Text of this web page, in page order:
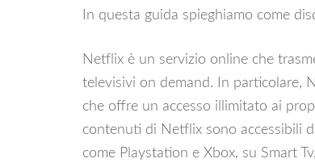
In questa guida spieghiamo come
Netflix è un servizio online che
televisivi on demand. In particolare,
che offre un accesso illimitato ai
contenuti di Netflix sono accessibili
come Playstation e Xbox, su Smart